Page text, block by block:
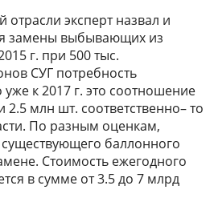
эксперт назвал и
замены выбывающих из
г. при 500 тыс.
СУГ потребность
уже к 2017 г. это соотношение
2.5 млн шт. соответственно– то
По разным оценкам,
баллонного
Стоимость ежегодного
в сумме от 3.5 до 7 млрд